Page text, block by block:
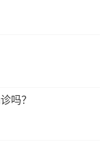
定，就会造成阅读
足还会影响眼神对
瞅西瞅瞅，就是不
吗？